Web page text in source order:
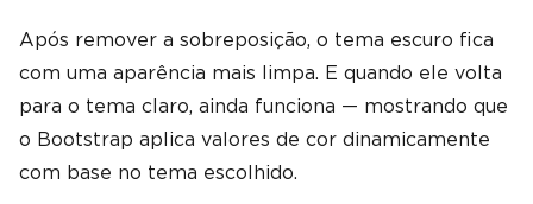
Após remover a sobreposição, o tema escuro fica
com uma aparência mais limpa. E quando ele volta
para o tema claro, ainda funciona — mostrando que
o Bootstrap aplica valores de cor dinamicamente
com base no tema escolhido.